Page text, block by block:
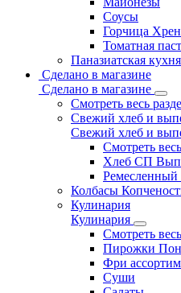
Соусы
Горчица
Томатная
Паназиатская кухня
Сделано в магазине
Сделано в магазине
Смотреть весь
Свежий хлеб и
Свежий хлеб и
Смотреть
Хлеб СП
Ремесленный
Колбасы
Кулинария
Кулинария
Смотреть
Пирожки
Фри
Суши